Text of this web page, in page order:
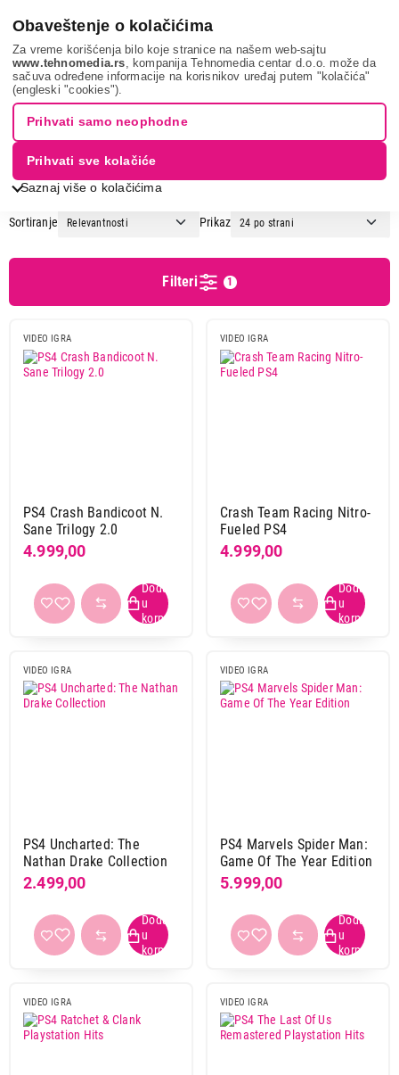
Obaveštenje o kolačićima
Za vreme korišćenja bilo koje stranice na našem web-sajtu
www.tehnomedia.rs , kompanija Tehnomedia centar d.o.o. može da
sačuva određene informacije na korisnikov uređaj putem "kolačića"
(engleski "cookies").
Saznaj više o kolačićima
Prihvati samo neophodne
Prihvati sve kolačiće
It & gaming Video igre SONY
Brend
X box
Primeni filtere
VIDEO IGRE - SONY
Sortiranje Prikaz
1 2 3 ...
Filteri 1
VIDEO IGRA
PS4 Crash Bandicoot N.
Sane Trilogy 2.0
4.999,00
VIDEO IGRA
Crash Team Racing Nitro-
Fueled PS4
4.999,00
VIDEO IGRA
PS4 Uncharted: The
Nathan Drake Collection
2.499,00
VIDEO IGRA
PS4 Marvels Spider Man:
Game Of The Year Edition
5.999,00
VIDEO IGRA VIDEO IGRA